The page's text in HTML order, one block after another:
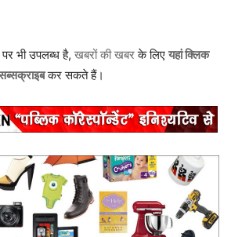
भी उपलब्ध है, खबरों की खबरके लिए यहां क्लिक
कर सकते हैं।